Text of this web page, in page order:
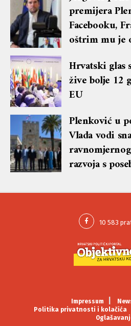
premijera
Facebooku,
oštrim mu je
komentara
Hrvatski glas
žive bolje 12
EU
Plenković u
Vlada vodi
razvoja s
Impressum
Politika privatnosti i kolačića